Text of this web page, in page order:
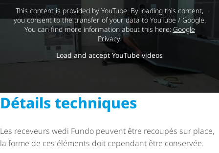
This content is provided by YouTube. By loading this content,
you consent to the transfer of your data to YouTube / Google.
You can find more information about this here: Google
Privacy.
Load and accept YouTube videos
Détails techniques
Les receveurs wedi Fundo peuvent être recoupés sur place,
la forme de ces éléments doit cependant être conservée.